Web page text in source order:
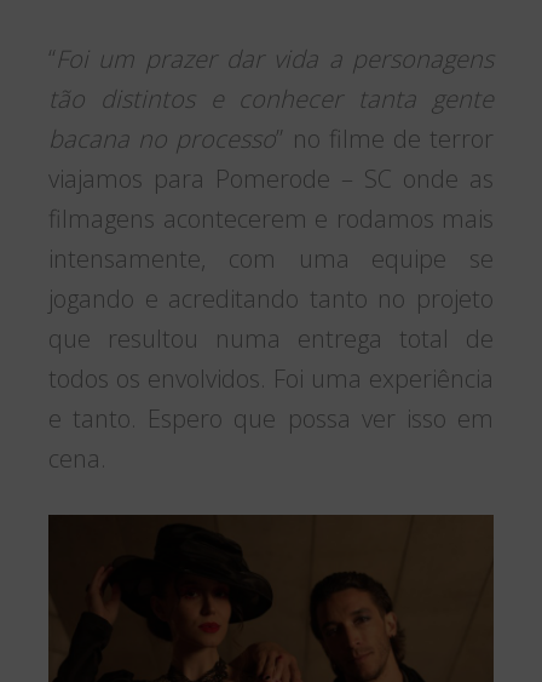
“Foi um prazer dar vida a personagens
tão distintos e conhecer tanta gente
bacana no processo” no filme de terror
viajamos para Pomerode – SC onde as
filmagens acontecerem e rodamos mais
intensamente, com uma equipe se
jogando e acreditando tanto no projeto
que resultou numa entrega total de
todos os envolvidos. Foi uma experiência
e tanto. Espero que possa ver isso em
cena.